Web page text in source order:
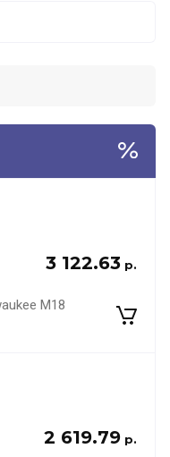
3 122.63 р.
M18
2 619.79 р.